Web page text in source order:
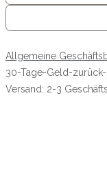
Allgemeine
30-Tage-Geld-zurück-
Versand: 2-3